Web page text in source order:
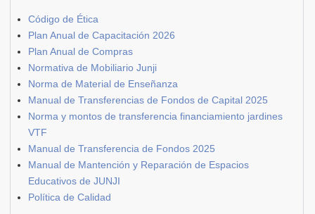
Código de Ética
Plan Anual de Capacitación 2026
Plan Anual de Compras
Normativa de Mobiliario Junji
Norma de Material de Enseñanza
Manual de Transferencias de Fondos de Capital 2025
Norma y montos de transferencia financiamiento jardines
VTF
Manual de Transferencia de Fondos 2025
Manual de Mantención y Reparación de Espacios
Educativos de JUNJI
Política de Calidad